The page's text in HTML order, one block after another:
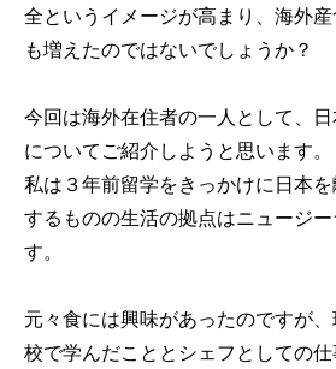
全というイメージが高まり、海外
も増えたのではないでしょうか？
今回は海外在住者の一人として、
についてご紹介しようと思います。
私は３年前留学をきっかけに日本
するものの生活の拠点はニュージ
す。
元々食には興味があったのですが
校で学んだこととシェフとしての